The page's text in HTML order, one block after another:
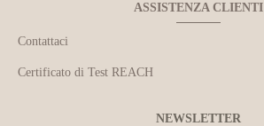
ASSISTENZA CLIENTI
Contattaci
Certificato di Test REACH
NEWSLETTER